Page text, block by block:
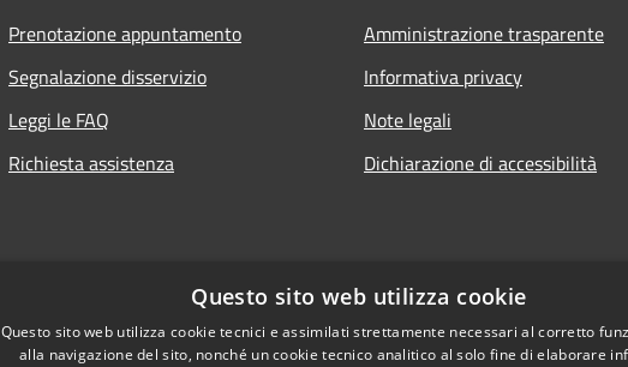
Prenotazione appuntamento
Segnalazione disservizio
Leggi le FAQ
Richiesta assistenza
Amministrazione trasparente
Informativa privacy
Note legali
Dichiarazione di accessibilità
Questo sito web utilizza cookie
Questo sito web utilizza cookie tecnici e assimilati strettamente necessari al corretto
alla navigazione del sito, nonché un cookie tecnico analitico al solo fine di elaborare